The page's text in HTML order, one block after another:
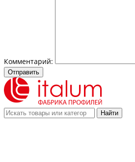
Комментарий:
Отправить
Найти